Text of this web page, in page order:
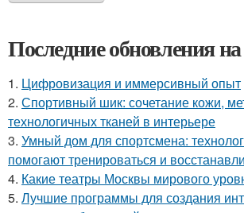
Последние обновления на
1. Цифровизация и иммерсивный опыт
2. Спортивный шик: сочетание кожи,
технологичных тканей в интерьере
3. Умный дом для спортсмена:
помогают тренироваться и
4. Какие театры Москвы мирового
5. Лучшие программы для создания